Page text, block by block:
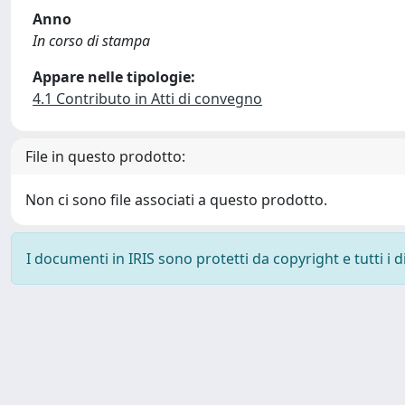
Anno
In corso di stampa
Appare nelle tipologie:
4.1 Contributo in Atti di convegno
File in questo prodotto:
Non ci sono file associati a questo prodotto.
I documenti in IRIS sono protetti da copyright e tutti i